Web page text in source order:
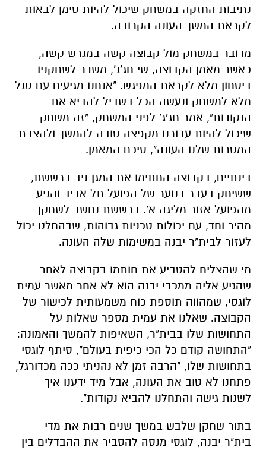
נתיבות החזקה במשחק שיכול להיות סימן לבאות
לקראת המשך העונה הקרובה.
מדובר במשחק מול קבוצה קשה במגרש קשה,
כאשר מאמן הקבוצה, שי חג'ג', משדר לשחקניו
ביטחון מלא לקראת המפגש. "אנחנו מגיעים עם סגל
מלא למשחק ונעשה הכל בשביל להביא את
הנקודות", אמר חג'ג' לפני המשחק, "זה משחק
שיכול להיות עבורנו מקפצה טובה להמשך ולהצבת
המטרות שלנו העונה", סיכם המאמן.
בינתיים, בקבוצה החתימו את המגן ניב ברששת,
ששיחק בעבר בנוער של הפועל תל אביב והגיע
מהפועל אזור מליגה א'. ברששת נחשב לשחקן
מהיר וחד, עם יכולות טכניות גבוהות, שבהחלט יכול
לעזור לבית"ר יבנה במשימות שלה העונה.
מי שהצליח להטביע את חותמו בקבוצה לאחר
שהגיע אליה ממכבי יבנה הוא לא אחר מאשר עמית
לוגסי, שמהווה תוספת כוח משמעותית לכישור של
הקבוצה. שאלנו את עמית מספר שאלות על
התחושות שלו בבית"ר, השאיפות להמשך והאמונה:
"התחושה קודם כל הכי כיפית בעולם", סיתף לוגסי
בתחושות שלו, "הרבה זמן לא נהניתי ככה מכדורגל,
פתחנו לא טוב את העונה, אבל מיד ידענו איך
לשנות גישה והתחלנו להביא נקודות".
בתור שחקן שלבש במשך שנים רבות את מדי
בית"ר יבנה, לוגסי מנסה להסביר את ההבדלים בין